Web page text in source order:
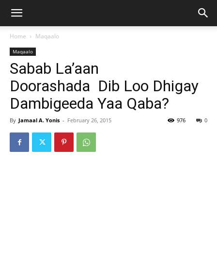
Home Maqaalo
Maqaalo
Sabab La’aan
Doorashada Dib Loo Dhigay
Dambigeeda Yaa Qaba?
By Jamaal A. Yonis - February 26, 2015 0
976